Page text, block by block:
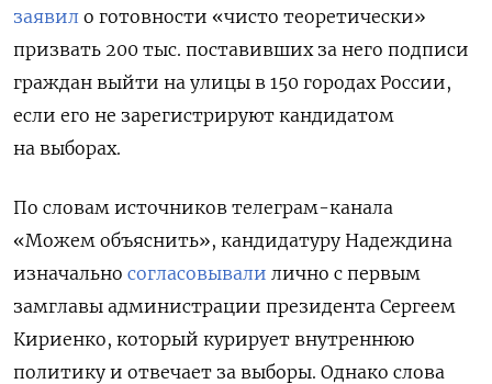
заявил о готовности «чисто теоретически»
призвать 200 тыс. поставивших за него подписи
граждан выйти на улицы в 150 городах России,
если его не зарегистрируют кандидатом
на выборах.
По словам источников телеграм-канала
«Можем объяснить», кандидатуру Надеждина
изначально согласовывали лично с первым
замглавы администрации президента Сергеем
Кириенко, который курирует внутреннюю
политику и отвечает за выборы. Однако слова